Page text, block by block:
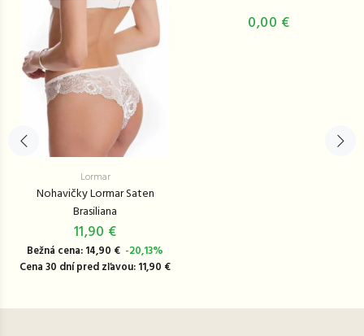
Lormar
Nohavičky Lormar Saten
Brasiliana
11,90 €
Bežná cena: 14,90 € -20,13%
Cena 30 dní pred zľavou: 11,90 €
0,00 €